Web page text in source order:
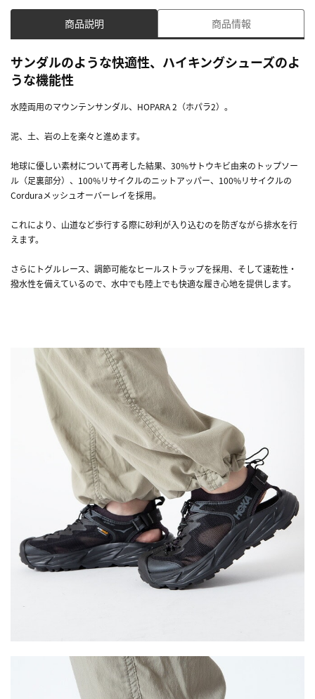
商品説明 商品情報
サンダルのような快適性、ハイキングシューズのよ
うな機能性
水陸両用のマウンテンサンダル、HOPARA 2（ホパラ2）。
泥、土、岩の上を楽々と進めます。
地球に優しい素材について再考した結果、30%サトウキビ由来のトップソー
ル（足裏部分）、100%リサイクルのニットアッパー、100%リサイクルの
Corduraメッシュオーバーレイを採用。
これにより、山道など歩行する際に砂利が入り込むのを防ぎながら排水を行
えます。
さらにトグルレース、調節可能なヒールストラップを採用、そして速乾性・
撥水性を備えているので、水中でも陸上でも快適な履き心地を提供します。